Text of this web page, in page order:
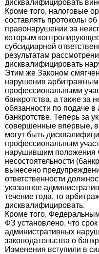
дисквалифицировать
Кроме того, налоговые
составлять протоколы
правонарушении за
которым
субсидиарной
результатам
дисквалифицировать
Этим же Законом
нарушения
профессиональными
банкротства, а также за
обязанности по подаче
банкротстве. Теперь за
совершенные впервые,
могут быть
профессиональным
нарушившим положения
несостоятельности
вынесено
ответственности
указанное
течение года, то
дисквалифицировать.
Кроме того,
ФЗ установлено, что
административных
законодательства о
Изменения вступили в